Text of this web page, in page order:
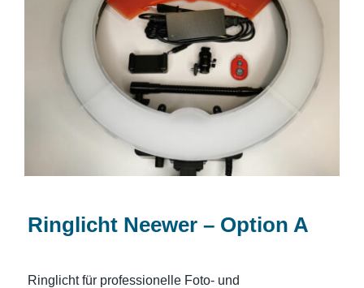
Ringlicht Neewer – Option A
Ringlicht Neewer – Option A
Ringlicht für professionelle Foto- und